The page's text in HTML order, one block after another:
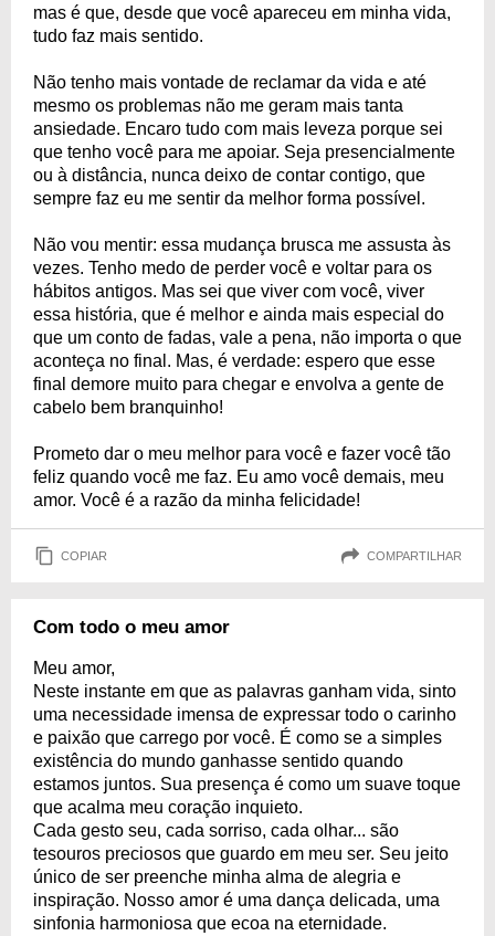
mas é que, desde que você apareceu em minha vida,
tudo faz mais sentido.
Não tenho mais vontade de reclamar da vida e até
mesmo os problemas não me geram mais tanta
ansiedade. Encaro tudo com mais leveza porque sei
que tenho você para me apoiar. Seja presencialmente
ou à distância, nunca deixo de contar contigo, que
sempre faz eu me sentir da melhor forma possível.
Não vou mentir: essa mudança brusca me assusta às
vezes. Tenho medo de perder você e voltar para os
hábitos antigos. Mas sei que viver com você, viver
essa história, que é melhor e ainda mais especial do
que um conto de fadas, vale a pena, não importa o que
aconteça no final. Mas, é verdade: espero que esse
final demore muito para chegar e envolva a gente de
cabelo bem branquinho!
Prometo dar o meu melhor para você e fazer você tão
feliz quando você me faz. Eu amo você demais, meu
amor. Você é a razão da minha felicidade!
COPIAR COMPARTILHAR
Com todo o meu amor
Meu amor,
Neste instante em que as palavras ganham vida, sinto
uma necessidade imensa de expressar todo o carinho
e paixão que carrego por você. É como se a simples
existência do mundo ganhasse sentido quando
estamos juntos. Sua presença é como um suave toque
que acalma meu coração inquieto.
Cada gesto seu, cada sorriso, cada olhar... são
tesouros preciosos que guardo em meu ser. Seu jeito
único de ser preenche minha alma de alegria e
inspiração. Nosso amor é uma dança delicada, uma
sinfonia harmoniosa que ecoa na eternidade.